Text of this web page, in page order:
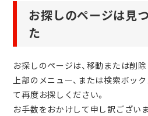
お探しのページは見
た
お探しのページは、移動または削
上部のメニュー、または検索ボッ
て再度お探しください。
お手数をおかけして申し訳ございま